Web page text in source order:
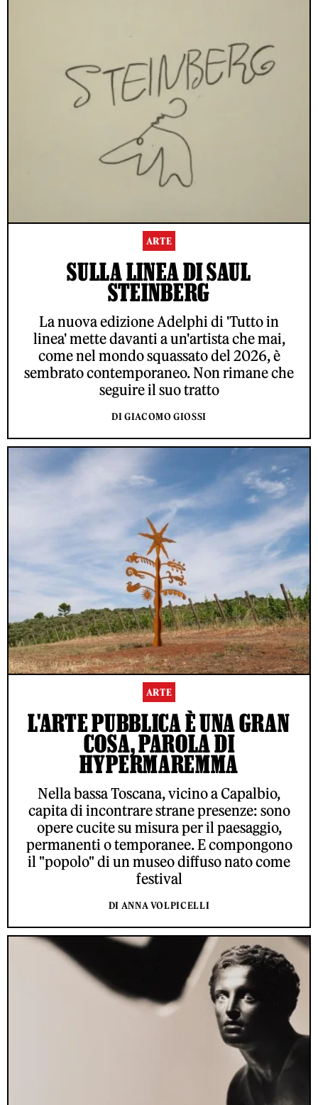
ARTE
SULLA LINEA DI SAUL
STEINBERG
La nuova edizione Adelphi di 'Tutto in
linea' mette davanti a un'artista che mai,
come nel mondo squassato del 2026, è
sembrato contemporaneo. Non rimane che
seguire il suo tratto
DI GIACOMO GIOSSI
ARTE
L'ARTE PUBBLICA È UNA GRAN
COSA, PAROLA DI
HYPERMAREMMA
Nella bassa Toscana, vicino a Capalbio,
capita di incontrare strane presenze: sono
opere cucite su misura per il paesaggio,
permanenti o temporanee. E compongono
il "popolo" di un museo diffuso nato come
festival
DI ANNA VOLPICELLI